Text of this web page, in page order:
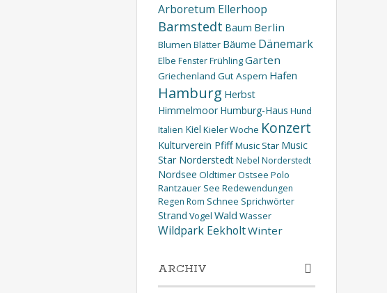
Arboretum Ellerhoop
Barmstedt Baum Berlin
Blumen Blätter Bäume Dänemark
Elbe FensterFrühlingGarten
Griechenland Gut Aspern Hafen
Hamburg Herbst
Himmelmoor Humburg-Haus Hund
Italien Kiel Kieler Woche Konzert
Kulturverein PfiffMusic Star Music
Star Norderstedt Nebel Norderstedt
Nordsee OldtimerOstsee Polo
Rantzauer See Redewendungen
Regen Rom Schnee Sprichwörter
Strand Vogel Wald Wasser
Wildpark EekholtWinter
ARCHIV